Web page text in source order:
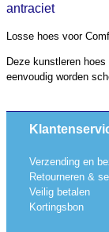
antraciet
Losse hoes voor
Deze kunstleren
eenvoudig worden
Verzending en
Retourneren &
Veilig betalen
Kortingsbon